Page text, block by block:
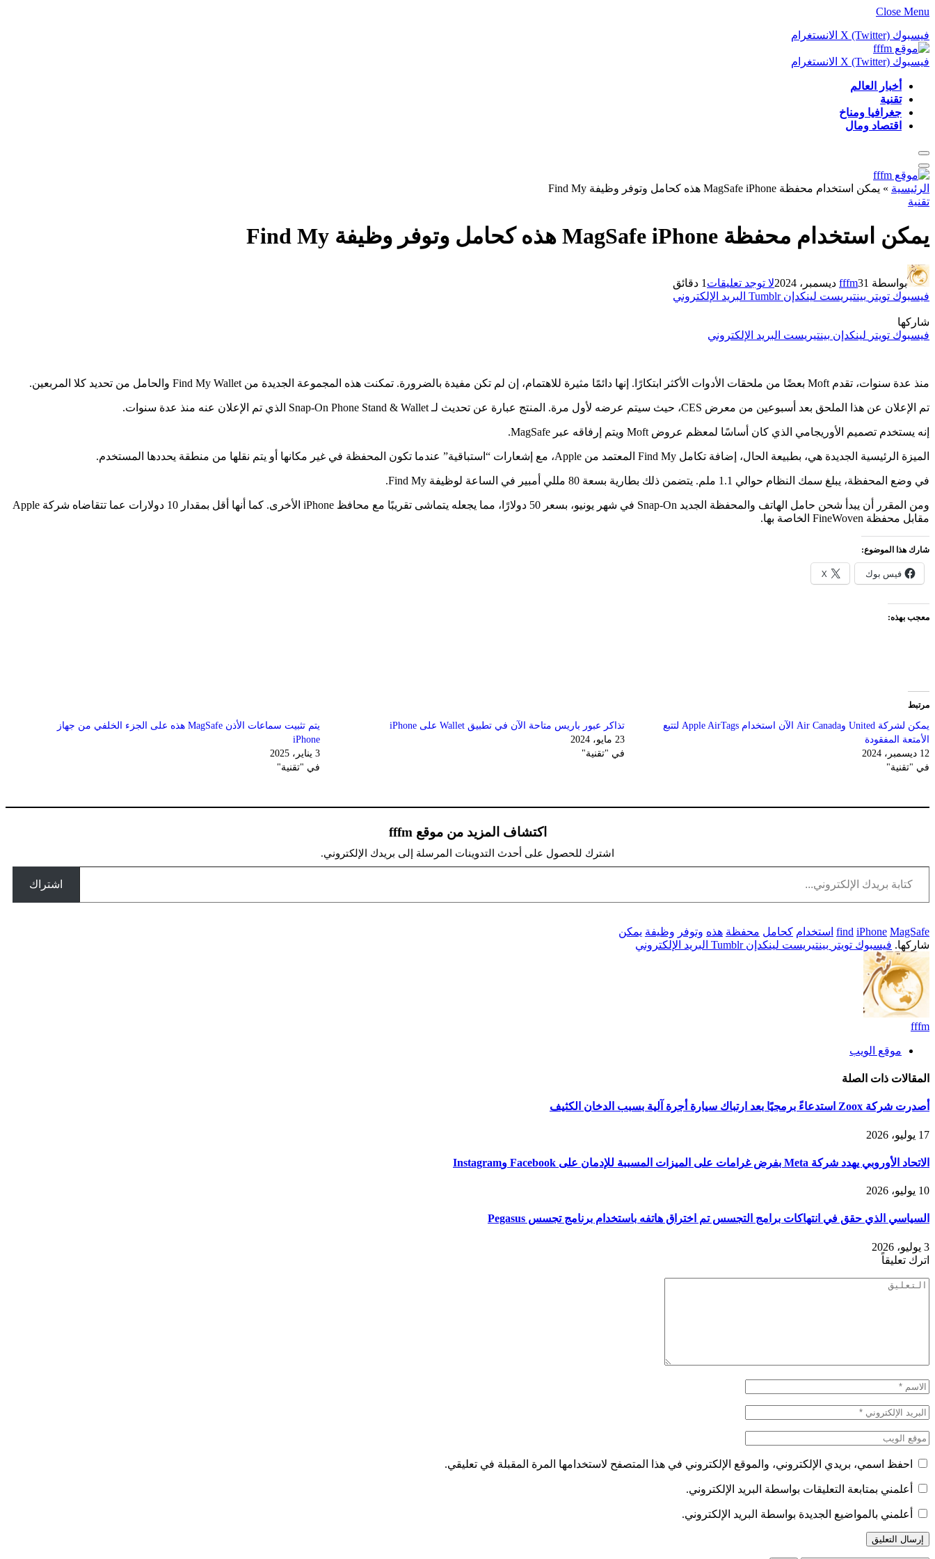
Close Menu
فيسبوك X (Twitter) الانستغرام
فيسبوك X (Twitter) الانستغرام
أخبار العالم
تقنية
جغرافيا ومناخ
اقتصاد ومال
الرئيسية » يمكن استخدام محفظة MagSafe iPhone هذه كحامل وتوفر وظيفة Find My
تقنية
يمكن استخدام محفظة MagSafe iPhone هذه كحامل وتوفر وظيفة Find My
بواسطة fffm31 ديسمبر، 2024 لا توجد تعليقات 1 دقائق
فيسبوك تويتر بينتيريست لينكدإن Tumblr البريد الإلكتروني
شاركها
فيسبوك تويتر لينكدإن بينتيريست البريد الإلكتروني
منذ عدة سنوات، تقدم Moft بعضًا من ملحقات الأدوات الأكثر ابتكارًا. إنها دائمًا مثيرة للاهتمام، إن لم تكن مفيدة بالضرورة. تمكنت هذه المجموعة الجديدة من Find My Wallet والحامل من تحديد كلا المربعين.
تم الإعلان عن هذا الملحق بعد أسبوعين من معرض CES، حيث سيتم عرضه لأول مرة. المنتج عبارة عن تحديث لـ Snap-On Phone Stand & Wallet الذي تم الإعلان عنه منذ عدة سنوات.
إنه يستخدم تصميم الأوريجامي الذي كان أساسًا لمعظم عروض Moft ويتم إرفاقه عبر MagSafe.
الميزة الرئيسية الجديدة هي، بطبيعة الحال، إضافة تكامل Find My المعتمد من Apple، مع إشعارات “استباقية” عندما تكون المحفظة في غير مكانها أو يتم نقلها من منطقة يحددها المستخدم.
في وضع المحفظة، يبلغ سمك النظام حوالي 1.1 ملم. يتضمن ذلك بطارية بسعة 80 مللي أمبير في الساعة لوظيفة Find My.
ومن المقرر أن يبدأ شحن حامل الهاتف والمحفظة الجديد Snap-On في شهر يونيو، بسعر 50 دولارًا، مما يجعله يتماشى تقريبًا مع محافظ iPhone الأخرى. كما أنها أقل بمقدار 10 دولارات عما تتقاضاه شركة Apple
مقابل محفظة FineWoven الخاصة بها.
شارك هذا الموضوع:
فيس بوك X
معجب بهذه:
مرتبط
يمكن لشركة United وAir Canada الآن استخدام Apple AirTags لتتبع
الأمتعة المفقودة
12 ديسمبر، 2024
في "تقنية"
تذاكر عبور باريس متاحة الآن في تطبيق Wallet على iPhone
23 مايو، 2024
في "تقنية"
يتم تثبيت سماعات الأذن MagSafe هذه على الجزء الخلفي من جهاز
iPhone
3 يناير، 2025
في "تقنية"
اكتشاف المزيد من موقع fffm
اشترك للحصول على أحدث التدوينات المرسلة إلى بريدك الإلكتروني.
كتابة بريدك الإلكتروني...
اشتراك
find iPhone MagSafe استخدام كحامل محفظة هذه وتوفر وظيفة يمكن
شاركها. فيسبوك تويتر بينتيريست لينكدإن Tumblr البريد الإلكتروني
fffm
موقع الويب
المقالات ذات الصلة
أصدرت شركة Zoox استدعاءً برمجيًا بعد ارتباك سيارة أجرة آلية بسبب الدخان الكثيف
17 يوليو، 2026
الاتحاد الأوروبي يهدد شركة Meta بفرض غرامات على الميزات المسببة للإدمان على Facebook وInstagram
10 يوليو، 2026
السياسي الذي حقق في انتهاكات برامج التجسس تم اختراق هاتفه باستخدام برنامج تجسس Pegasus
3 يوليو، 2026
اترك تعليقاً
احفظ اسمي، بريدي الإلكتروني، والموقع الإلكتروني في هذا المتصفح لاستخدامها المرة المقبلة في تعليقي.
أعلمني بمتابعة التعليقات بواسطة البريد الإلكتروني.
أعلمني بالمواضيع الجديدة بواسطة البريد الإلكتروني.